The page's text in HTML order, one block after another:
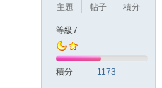
主題
帖子
積分
等級7
積分 1173